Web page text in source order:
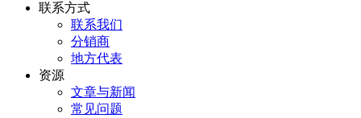
联系方式
联系我们
分销商
地方代表
资源
文章与新闻
常见问题